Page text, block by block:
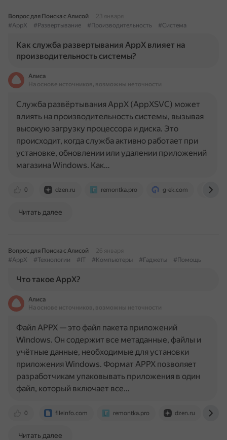
Вопрос для Поиска с Алисой
23 января
#AppX
#Развертывание #Производительность #Система
Как служба развертывания AppX влияет на
производительность системы?
Алиса
На основе источников, возможны неточности
0 dzen.ru remontka.pro g-ek.com
Служба развёртывания AppX (AppXSVC) может
влиять на производительность системы, вызывая
высокую загрузку процессора и диска. Это
происходит, когда служба активно работает при
установке, обновлении или удалении приложений
магазина Windows. Как…
Читать далее
Вопрос для Поиска с Алисой
26 января
#AppX
#Технологии #IT #Компьютеры #Гаджеты #Помощь
Что такое AppX?
Алиса
На основе источников, возможны неточности
0 fileinfo.com remontka.pro dzen.ru
Файл APPX — это файл пакета приложений
Windows. Он содержит все метаданные, файлы и
учётные данные, необходимые для установки
приложения Windows. Формат APPX позволяет
разработчикам упаковывать приложения в один
файл, который включает все…
Читать далее